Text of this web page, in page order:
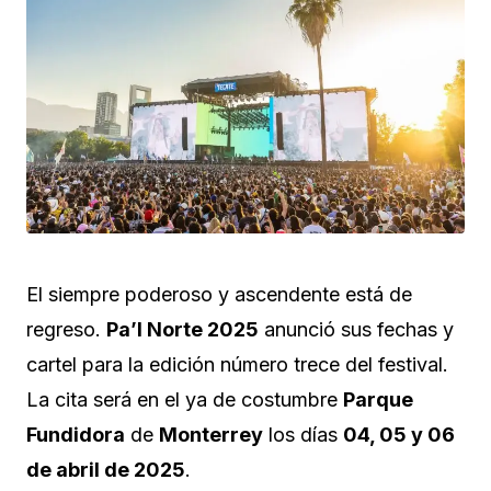
El siempre poderoso y ascendente está de
regreso. Pa’l Norte 2025 anunció sus fechas y
cartel para la edición número trece del festival.
La cita será en el ya de costumbre Parque
Fundidora de Monterrey los días 04, 05 y 06
de abril de 2025.